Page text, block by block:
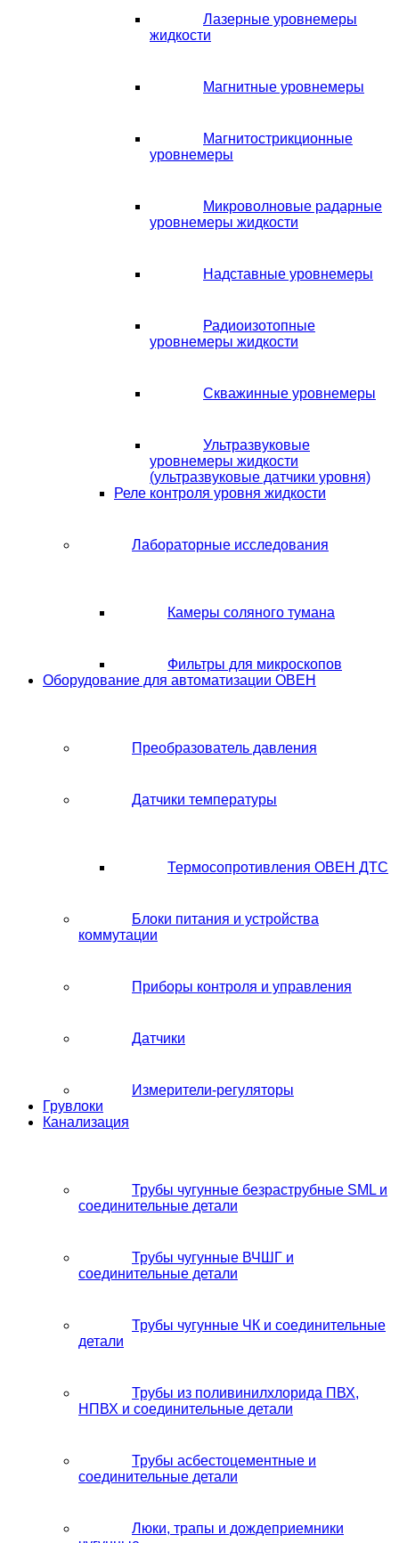
Лазерные уровнемеры
жидкости
Магнитные уровнемеры
Магнитострикционные
уровнемеры
Микроволновые радарные
уровнемеры жидкости
Надставные уровнемеры
Радиоизотопные
уровнемеры жидкости
Скважинные уровнемеры
Ультразвуковые
уровнемеры жидкости
(ультразвуковые датчики уровня)
Реле контроля уровня жидкости
Лабораторные исследования
Камеры соляного тумана
Фильтры для микроскопов
Оборудование для автоматизации ОВЕН
Преобразователь давления
Датчики температуры
Термосопротивления ОВЕН ДТС
Блоки питания и устройства
коммутации
Приборы контроля и управления
Датчики
Измерители-регуляторы
Грувлоки
Канализация
Трубы чугунные безраструбные SML и
соединительные детали
Трубы чугунные ВЧШГ и
соединительные детали
Трубы чугунные ЧК и соединительные
детали
Трубы из поливинилхлорида ПВХ,
НПВХ и соединительные детали
Трубы асбестоцементные и
соединительные детали
Люки, трапы и дождеприемники